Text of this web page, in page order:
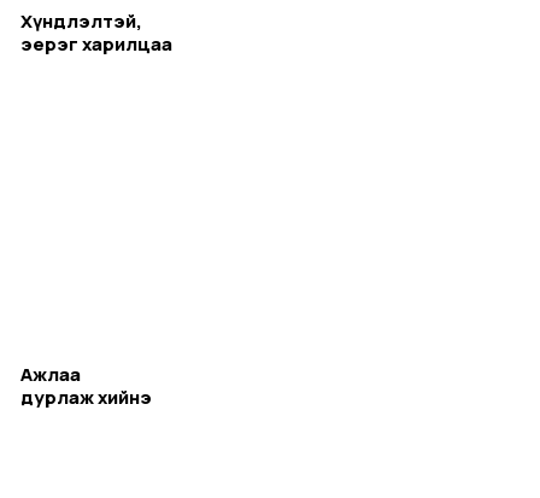
Хүндлэлтэй,
эерэг харилцаа
Ажлаа
дурлаж хийнэ